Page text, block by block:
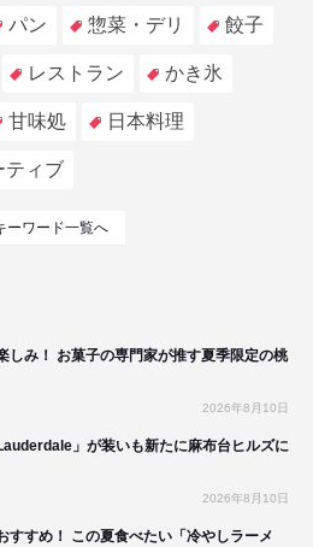
パン 惣菜・デリ 餃子
レストラン かき氷
甘味処 日本料理
ティブ
ーワード一覧へ
しみ！ お菓子の専門家が推す夏季限定の桃
2026年8月10日
」が装いも新たに麻布台ヒルズに
2026年8月10日
すすめ！ この夏食べたい「冷やしラーメ